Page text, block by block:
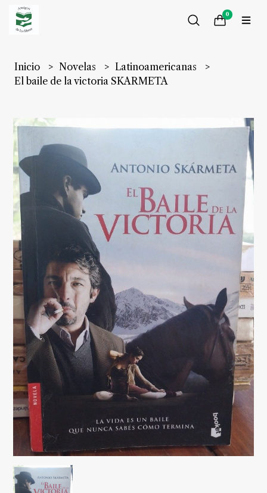
0
Inicio Novelas
Latinoamericanas
El baile de la victoria SKARMETA